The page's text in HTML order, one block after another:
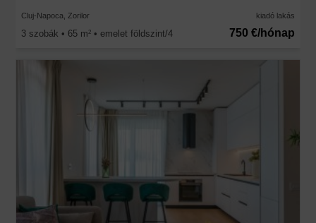
Cluj-Napoca, Zorilor kiadó lakás
3 szobák • 65 m2 • emelet földszint/4 750 €/hónap